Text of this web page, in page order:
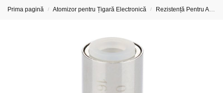
Prima pagină / Atomizor pentru Țigară Electronică / Rezistență Pentru Atomizor De Țigară Electronică